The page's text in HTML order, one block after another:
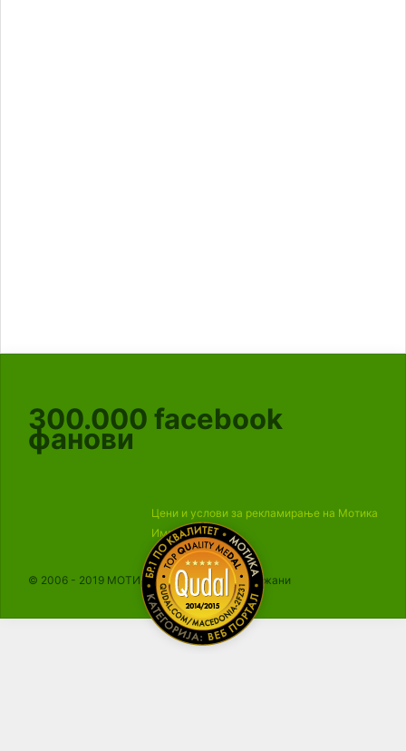
300.000 facebook
фанови
Цени и услови за рекламирање на Мотика
Импресум
© 2006 - 2019 МОТИКА, Сите права се задржани